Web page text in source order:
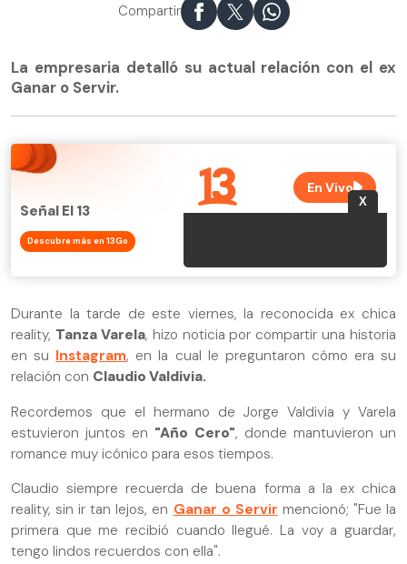
Compartir
La empresaria detalló su actual relación con el ex
Ganar o Servir.
Señal El 13
Descubre más en 13Go
Durante la tarde de este viernes, la reconocida ex chica
reality, Tanza Varela, hizo noticia por compartir una historia
en su Instagram, en la cual le preguntaron cómo era su
relación con Claudio Valdivia.
Recordemos que el hermano de Jorge Valdivia y Varela
estuvieron juntos en "Año Cero", donde mantuvieron un
romance muy icónico para esos tiempos.
Claudio siempre recuerda de buena forma a la ex chica
reality, sin ir tan lejos, en Ganar o Servir mencionó; "Fue la
primera que me recibió cuando llegué. La voy a guardar,
tengo lindos recuerdos con ella".